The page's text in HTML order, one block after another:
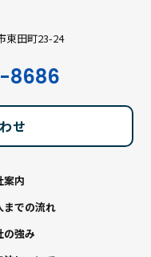
東田町23-24
8686
せ
案内
までの流れ
の強み